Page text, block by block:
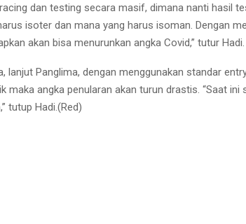
dan testing secara masif, dimana nanti hasil
isoter dan mana yang harus isoman. Dengan
akan bisa menurunkan angka Covid,” tutur Hadi.
lanjut Panglima, dengan menggunakan standar
maka angka penularan akan turun drastis. “Saat
tutup Hadi.(Red)